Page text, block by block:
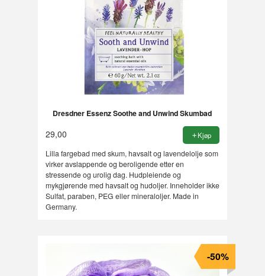
Dresdner Essenz Soothe and Unwind Skumbad
29,00 Kjøp
Lilla fargebad med skum, havsalt og lavendelolje som
virker avslappende og beroligende etter en
stressende og urolig dag. Hudpleiende og
mykgjørende med havsalt og hudoljer. Inneholder ikke
Sulfat, paraben, PEG eller mineraloljer. Made in
Germany.
-50%